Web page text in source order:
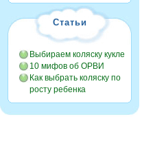
Статьи
Выбираем коляску кукле
10 мифов об ОРВИ
Как выбрать коляску по
росту ребенка